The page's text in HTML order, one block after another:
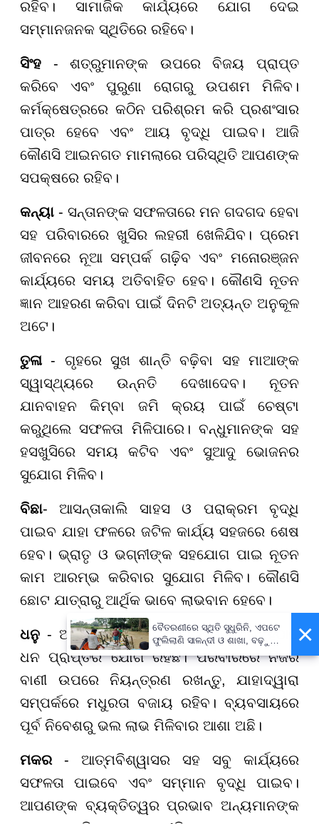
ରହିବ। ସାମାଜିକ କାର୍ଯ୍ୟରେ ଯୋଗ ଦେଇ
ସମ୍ମାନଜନକ ସ୍ଥିତିରେ ରହିବେ।
ସିଂହ - ଶତ୍ରୁମାନଙ୍କ ଉପରେ ବିଜୟ ପ୍ରାପ୍ତ
କରିବେ ଏବଂ ପୁରୁଣା ରୋଗରୁ ଉପଶମ ମିଳିବ।
କର୍ମକ୍ଷେତ୍ରରେ କଠିନ ପରିଶ୍ରମ କରି ପ୍ରଶଂସାର
ପାତ୍ର ହେବେ ଏବଂ ଆୟ ବୃଦ୍ଧି ପାଇବ। ଆଜି
କୌଣସି ଆଇନଗତ ମାମଲାରେ ପରିସ୍ଥିତି ଆପଣଙ୍କ
ସପକ୍ଷରେ ରହିବ।
କନ୍ୟା - ସନ୍ତାନଙ୍କ ସଫଳତାରେ ମନ ଗଦଗଦ ହେବା
ସହ ପରିବାରରେ ଖୁସିର ଲହରୀ ଖେଳିଯିବ। ପ୍ରେମ
ଜୀବନରେ ନୂଆ ସମ୍ପର୍କ ଗଢ଼ିବ ଏବଂ ମନୋରଞ୍ଜନ
କାର୍ଯ୍ୟରେ ସମୟ ଅତିବାହିତ ହେବ। କୌଣସି ନୂତନ
ଜ୍ଞାନ ଆହରଣ କରିବା ପାଇଁ ଦିନଟି ଅତ୍ୟନ୍ତ ଅନୁକୂଳ
ଅଟେ।
ତୁଳା - ଗୃହରେ ସୁଖ ଶାନ୍ତି ବଢ଼ିବା ସହ ମାଆଙ୍କ
ସ୍ୱାସ୍ଥ୍ୟରେ ଉନ୍ନତି ଦେଖାଦେବ। ନୂତନ
ଯାନବାହନ କିମ୍ବା ଜମି କ୍ରୟ ପାଇଁ ଚେଷ୍ଟା
କରୁଥିଲେ ସଫଳତା ମିଳିପାରେ। ବନ୍ଧୁମାନଙ୍କ ସହ
ହସଖୁସିରେ ସମୟ କଟିବ ଏବଂ ସୁଆଦୁ ଭୋଜନର
ସୁଯୋଗ ମିଳିବ।
ବିଛା- ଆସନ୍ତାକାଲି ସାହସ ଓ ପରାକ୍ରମ ବୃଦ୍ଧି
ପାଇବ ଯାହା ଫଳରେ ଜଟିଳ କାର୍ଯ୍ୟ ସହଜରେ ଶେଷ
ହେବ। ଭ୍ରାତୃ ଓ ଭଗ୍ନୀଙ୍କ ସହଯୋଗ ପାଇ ନୂତନ
କାମ ଆରମ୍ଭ କରିବାର ସୁଯୋଗ ମିଳିବ। କୌଣସି
ଛୋଟ ଯାତ୍ରାରୁ ଆର୍ଥିକ ଭାବେ ଲାଭବାନ ହେବେ।
ଧନୁ - ଆର୍ଥିକ ସ୍ଥିତିରେ ସୁଧାର ଆସିବ ଏବଂ ହଠାତ୍
ଧନ ପ୍ରାପ୍ତିର ଯୋଗ ରହିଛି। ପରିବାରରେ ନିଜର
ବାଣୀ ଉପରେ ନିୟନ୍ତ୍ରଣ ରଖନ୍ତୁ, ଯାହାଦ୍ୱାରା
ସମ୍ପର୍କରେ ମଧୁରତା ବଜାୟ ରହିବ। ବ୍ୟବସାୟରେ
ପୂର୍ବ ନିବେଶରୁ ଭଲ ଲାଭ ମିଳିବାର ଆଶା ଅଛି।
ମକର - ଆତ୍ମବିଶ୍ୱାସର ସହ ସବୁ କାର୍ଯ୍ୟରେ
ସଫଳତା ପାଇବେ ଏବଂ ସମ୍ମାନ ବୃଦ୍ଧି ପାଇବ।
ଆପଣଙ୍କ ବ୍ୟକ୍ତିତ୍ୱର ପ୍ରଭାବ ଅନ୍ୟମାନଙ୍କ
×
ବୈତରଣୀରେ ସ୍ଥିତି ସୁଧୁରିନି, ଏପଟେ
ଫୁଲିଲାଣି ସାଳନ୍ଦୀ ଓ ଶାଖା, ବଢ଼ୁଛି